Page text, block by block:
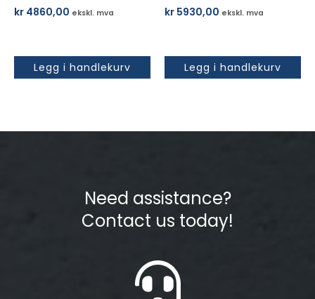
kr 4860,00 ekskl. mva
Legg i handlekurv
kr5930,00 ekskl. mva
Legg i handlekurv
Need assistance?
Contact us today!